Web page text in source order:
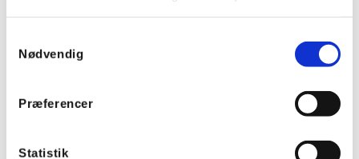
Nødvendig
Præferencer
Statistik
LED levetid, L80 (h): >100.000 timer
LED levetid, L90 (h): 70.000 timer
Montering: Påbygning
Længde: 1555 mm